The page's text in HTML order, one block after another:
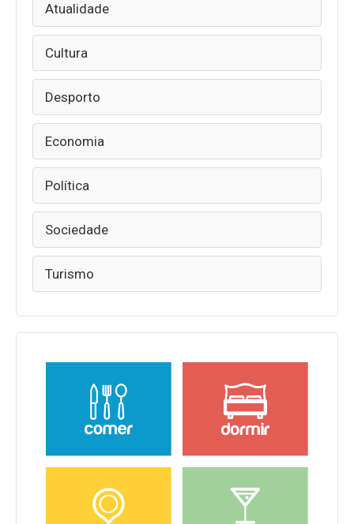
Atualidade
Cultura
Desporto
Economia
Política
Sociedade
Turismo